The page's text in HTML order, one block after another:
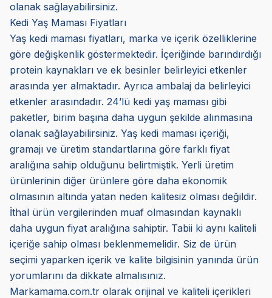
olanak sağlayabilirsiniz.
Kedi Yaş Maması Fiyatları
Yaş kedi maması fiyatları, marka ve içerik özelliklerine
göre değişkenlik göstermektedir. İçeriğinde barındırdığı
protein kaynakları ve ek besinler belirleyici etkenler
arasında yer almaktadır. Ayrıca ambalaj da belirleyici
etkenler arasındadır. 24’lü kedi yaş maması gibi
paketler, birim başına daha uygun şekilde alınmasına
olanak sağlayabilirsiniz. Yaş kedi maması içeriği,
gramajı ve üretim standartlarına göre farklı fiyat
aralığına sahip olduğunu belirtmiştik. Yerli üretim
ürünlerinin diğer ürünlere göre daha ekonomik
olmasının altında yatan neden kalitesiz olması değildir.
İthal ürün vergilerinden muaf olmasından kaynaklı
daha uygun fiyat aralığına sahiptir. Tabii ki aynı kaliteli
içeriğe sahip olması beklenmemelidir. Siz de ürün
seçimi yaparken içerik ve kalite bilgisinin yanında ürün
yorumlarını da dikkate almalısınız.
Markamama.com.tr olarak orijinal ve kaliteli içerikleri